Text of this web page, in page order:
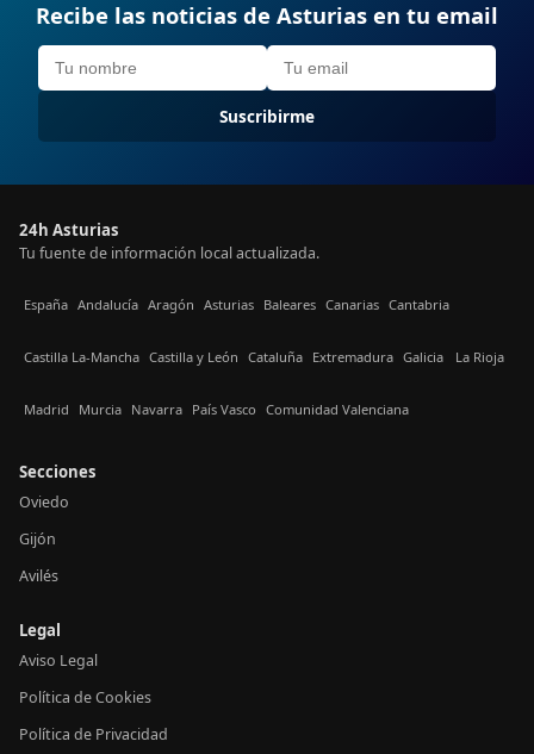
Recibe las noticias de Asturias en tu email
Suscribirme
24h Asturias
Tu fuente de información local actualizada.
España Andalucía Aragón Asturias Baleares Canarias Cantabria
Castilla La-Mancha Castilla y León Cataluña Extremadura Galicia La Rioja
Madrid Murcia Navarra País Vasco Comunidad Valenciana
Secciones
Oviedo
Gijón
Avilés
Legal
Aviso Legal
Política de Cookies
Política de Privacidad